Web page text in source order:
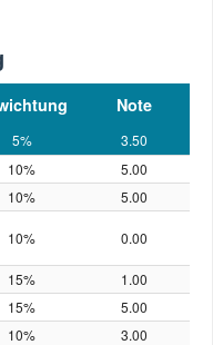
Note
5%
3.50
10%
5.00
10%
5.00
10% 0.00
15%
1.00
15%
5.00
10%
3.00